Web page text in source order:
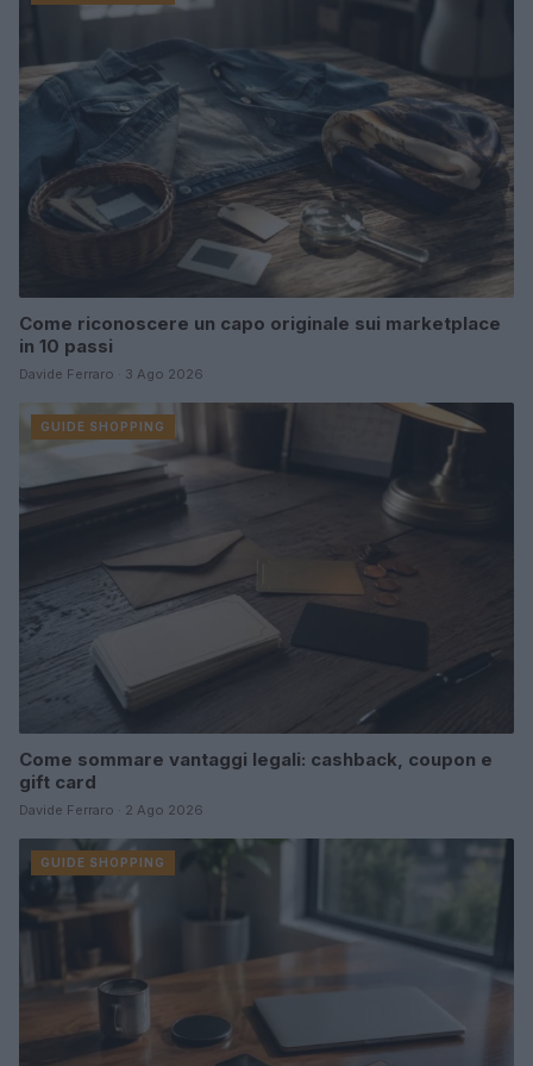
Come riconoscere un capo originale sui marketplace
in 10 passi
Davide Ferraro · 3 Ago 2026
GUIDE SHOPPING
Come sommare vantaggi legali: cashback, coupon e
gift card
Davide Ferraro · 2 Ago 2026
GUIDE SHOPPING